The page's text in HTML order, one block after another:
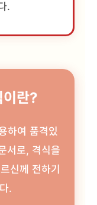
.
이란?
하여 품격있
서로, 격식을
신께 전하기
.